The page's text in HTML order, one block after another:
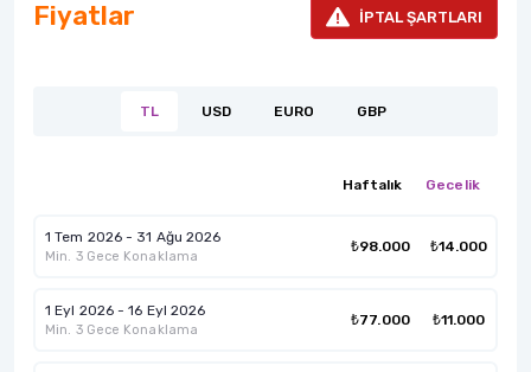
Fiyatlar İPTAL ŞARTLARI
TL USD EURO GBP
Haftalık Gecelik
1 Tem 2026 - 31 Ağu 2026
Min. 3 Gece Konaklama
₺98.000 ₺14.000
1 Eyl 2026 - 16 Eyl 2026
Min. 3 Gece Konaklama
₺77.000 ₺11.000